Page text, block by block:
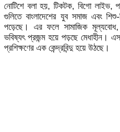
নোটিশে বলা হয়, টিকটক, বিগো লাইভ,
গুলিতে বাংলাদেশের যুব সমাজ এবং
পড়েছে। এর ফলে সামাজিক মূল্যবোধ,
ভবিষ্যৎ প্রজন্ম হয়ে পড়ছে মেধাহীন।
প্রশিক্ষণের এক কেন্দ্রবিন্দু হয়ে উঠছে।